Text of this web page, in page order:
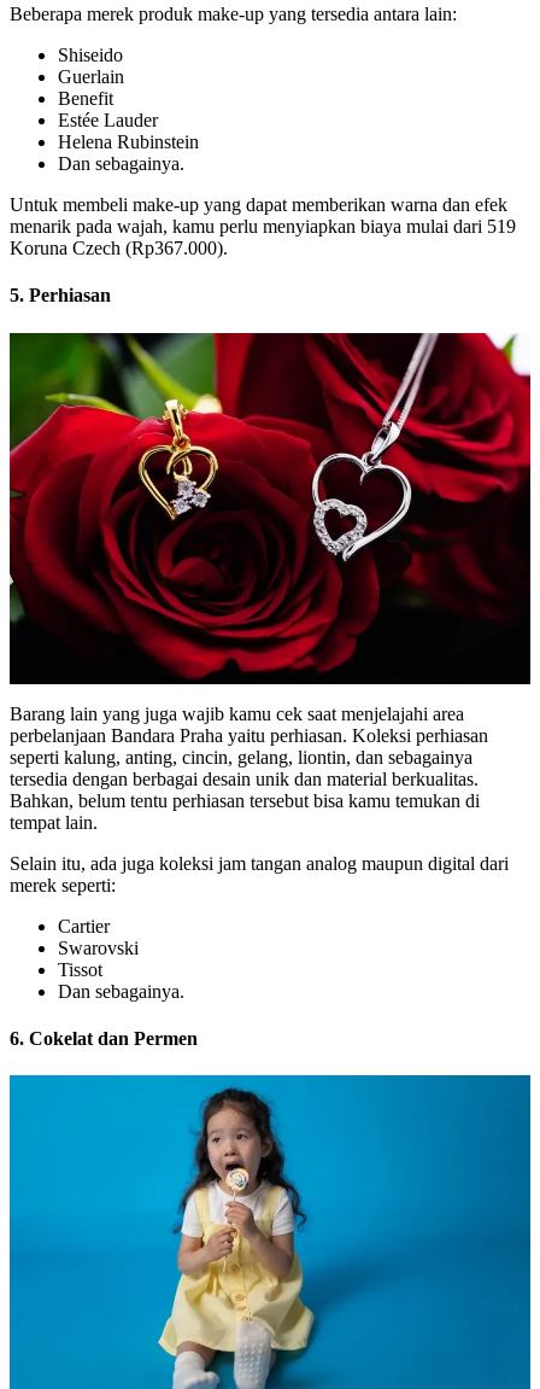
Beberapa merek produk make-up yang tersedia antara lain:
Shiseido
Guerlain
Benefit
Estée Lauder
Helena Rubinstein
Dan sebagainya.
Untuk membeli make-up yang dapat memberikan warna dan efek
menarik pada wajah, kamu perlu menyiapkan biaya mulai dari 519
Koruna Czech (Rp367.000).
5. Perhiasan
Barang lain yang juga wajib kamu cek saat menjelajahi area
perbelanjaan Bandara Praha yaitu perhiasan. Koleksi perhiasan
seperti kalung, anting, cincin, gelang, liontin, dan sebagainya
tersedia dengan berbagai desain unik dan material berkualitas.
Bahkan, belum tentu perhiasan tersebut bisa kamu temukan di
tempat lain.
Selain itu, ada juga koleksi jam tangan analog maupun digital dari
merek seperti:
Cartier
Swarovski
Tissot
Dan sebagainya.
6. Cokelat dan Permen